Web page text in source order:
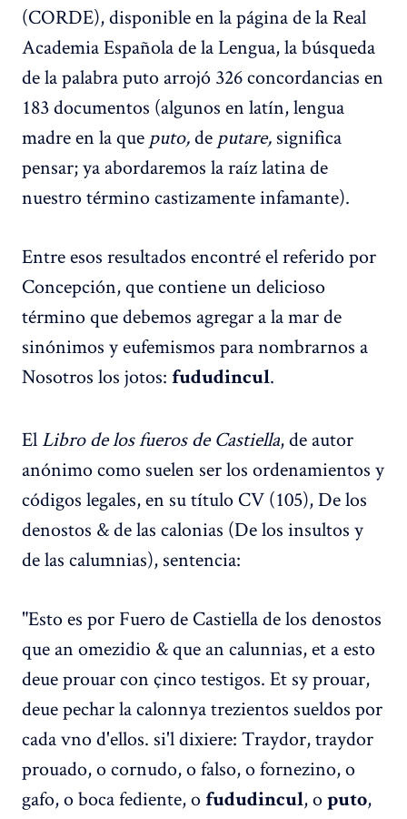
(CORDE), disponible en la página de la Real
Academia Española de la Lengua, la búsqueda
de la palabra puto arrojó 326 concordancias en
183 documentos (algunos en latín, lengua
madre en la que puto,de putare, significa
pensar; ya abordaremos la raíz latina de
nuestro término castizamente infamante).
Entre esos resultados encontré el referido por
Concepción, que contiene un delicioso
término que debemos agregar a la mar de
sinónimos y eufemismos para nombrarnos a
Nosotros los jotos: fududincul.
El Libro de los fueros de Castiella, de autor
anónimo como suelen ser los ordenamientos y
códigos legales, en su título CV (105), De los
denostos & de las calonias (De los insultos y
de las calumnias), sentencia:
"Esto es por Fuero de Castiella de los denostos
que an omezidio & que an calunnias, et a esto
deue prouar con çinco testigos. Et sy prouar,
deue pechar la calonnya trezientos sueldos por
cada vno d'ellos. si'l dixiere: Traydor, traydor
prouado, o cornudo, o falso, o fornezino, o
gafo, o boca fediente, o fududincul, o puto,